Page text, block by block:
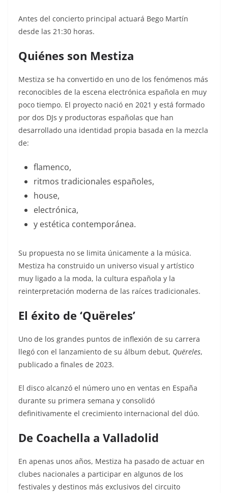
Antes del concierto principal actuará Bego Martín
desde las 21:30 horas.
Quiénes son Mestiza
Mestiza se ha convertido en uno de los fenómenos más
reconocibles de la escena electrónica española en muy
poco tiempo. El proyecto nació en 2021 y está formado
por dos DJs y productoras españolas que han
desarrollado una identidad propia basada en la mezcla
de:
flamenco,
ritmos tradicionales españoles,
house,
electrónica,
y estética contemporánea.
Su propuesta no se limita únicamente a la música.
Mestiza ha construido un universo visual y artístico
muy ligado a la moda, la cultura española y la
reinterpretación moderna de las raíces tradicionales.
El éxito de ‘Quëreles’
Uno de los grandes puntos de inflexión de su carrera
llegó con el lanzamiento de su álbum debut, Quëreles,
publicado a finales de 2023.
El disco alcanzó el número uno en ventas en España
durante su primera semana y consolidó
definitivamente el crecimiento internacional del dúo.
De Coachella a Valladolid
En apenas unos años, Mestiza ha pasado de actuar en
clubes nacionales a participar en algunos de los
festivales y destinos más exclusivos del circuito